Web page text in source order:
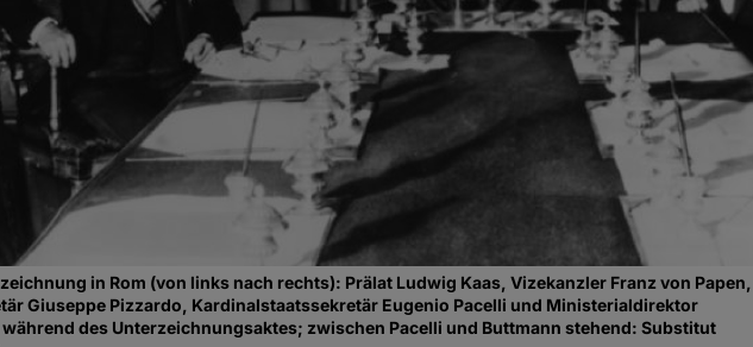
in Rom (von links nach rechts): Prälat Ludwig Kaas, Vizekanzler Franz von Papen,
Giuseppe Pizzardo, Kardinalstaatssekretär Eugenio Pacelli und Ministerialdirektor
des Unterzeichnungsaktes; zwischen Pacelli und Buttmann stehend: Substitut